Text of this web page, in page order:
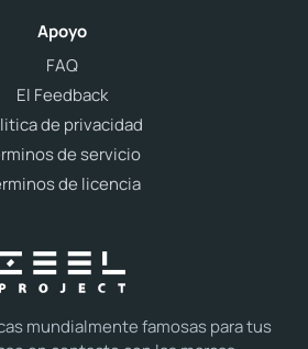
mundialmente famosas para tus
Apoyo
FAQ
El Feedback
de privacidad
de servicio
de licencia